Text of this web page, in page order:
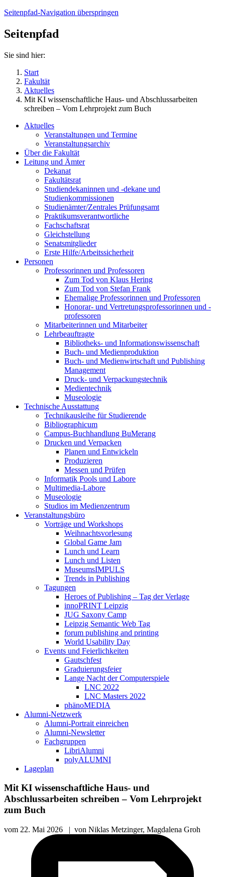
Seitenpfad-Navigation überspringen
Seitenpfad
Sie sind hier:
Start
Fakultät
Aktuelles
Mit KI wissenschaftliche Haus- und Abschlussarbeiten
schreiben – Vom Lehrprojekt zum Buch
Aktuelles
Veranstaltungen und Termine
Veranstaltungsarchiv
Über die Fakultät
Leitung und Ämter
Dekanat
Fakultätsrat
Studiendekaninnen und -dekane und
Studienkommissionen
Studienämter/Zentrales Prüfungsamt
Praktikumsverantwortliche
Fachschaftsrat
Gleichstellung
Senatsmitglieder
Erste Hilfe/Arbeitssicherheit
Personen
Professorinnen und Professoren
Zum Tod von Klaus Hering
Zum Tod von Stefan Frank
Ehemalige Professorinnen und Professoren
Honorar- und Vertretungsprofessorinnen und -
professoren
Mitarbeiterinnen und Mitarbeiter
Lehrbeauftragte
Bibliotheks- und Informationswissenschaft
Buch- und Medienproduktion
Buch- und Medienwirtschaft und Publishing
Management
Druck- und Verpackungstechnik
Medientechnik
Museologie
Technische Ausstattung
Technikausleihe für Studierende
Bibliographicum
Campus-Buchhandlung BuMerang
Drucken und Verpacken
Planen und Entwickeln
Produzieren
Messen und Prüfen
Informatik Pools und Labore
Multimedia-Labore
Museologie
Studios im Medienzentrum
Veranstaltungsbüro
Vorträge und Workshops
Weihnachtsvorlesung
Global Game Jam
Lunch und Learn
Lunch und Listen
MuseumsIMPULS
Trends in Publishing
Tagungen
Heroes of Publishing – Tag der Verlage
innoPRINT Leipzig
JUG Saxony Camp
Leipzig Semantic Web Tag
forum publishing and printing
World Usability Day
Events und Feierlichkeiten
Gautschfest
Graduierungsfeier
Lange Nacht der Computerspiele
LNC 2022
LNC Masters 2022
phänoMEDIA
Alumni-Netzwerk
Alumni-Portrait einreichen
Alumni-Newsletter
Fachgruppen
LibriAlumni
polyALUMNI
Lageplan
Mit KI wissenschaftliche Haus- und
Abschlussarbeiten schreiben – Vom Lehrprojekt
zum Buch
vom 22. Mai 2026 | von Niklas Metzinger, Magdalena Groh